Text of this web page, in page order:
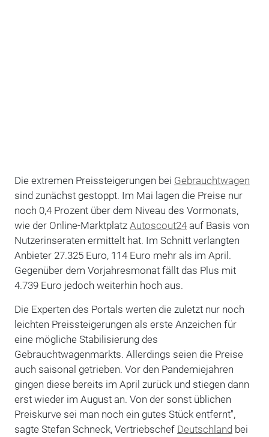
Die extremen Preissteigerungen bei Gebrauchtwagen
sind zunächst gestoppt. Im Mai lagen die Preise nur
noch 0,4 Prozent über dem Niveau des Vormonats,
wie der Online-Marktplatz Autoscout24auf Basis von
Nutzerinseraten ermittelt hat. Im Schnitt verlangten
Anbieter 27.325 Euro, 114 Euro mehr als im April.
Gegenüber dem Vorjahresmonat fällt das Plus mit
4.739 Euro jedoch weiterhin hoch aus.
Die Experten des Portals werten die zuletzt nur noch
leichten Preissteigerungen als erste Anzeichen für
eine mögliche Stabilisierung des
Gebrauchtwagenmarkts. Allerdings seien die Preise
auch saisonal getrieben. Vor den Pandemiejahren
gingen diese bereits im April zurück und stiegen dann
erst wieder im August an. Von der sonst üblichen
Preiskurve sei man noch ein gutes Stück entfernt",
sagte Stefan Schneck, Vertriebschef Deutschland bei